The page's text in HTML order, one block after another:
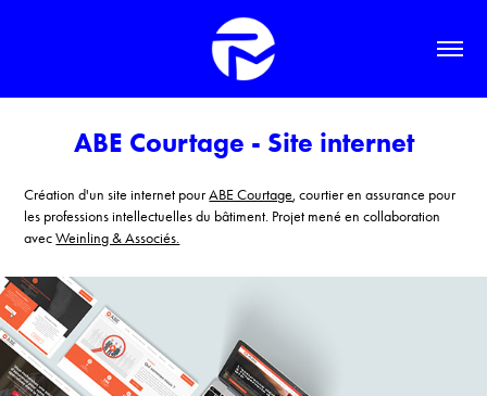
ABE Courtage - Site internet
Création d'un site internet pourABE Courtage, courtier en assurance pour
les professions intellectuelles du bâtiment. Projet mené en collaboration
avecWeinling & Associés.